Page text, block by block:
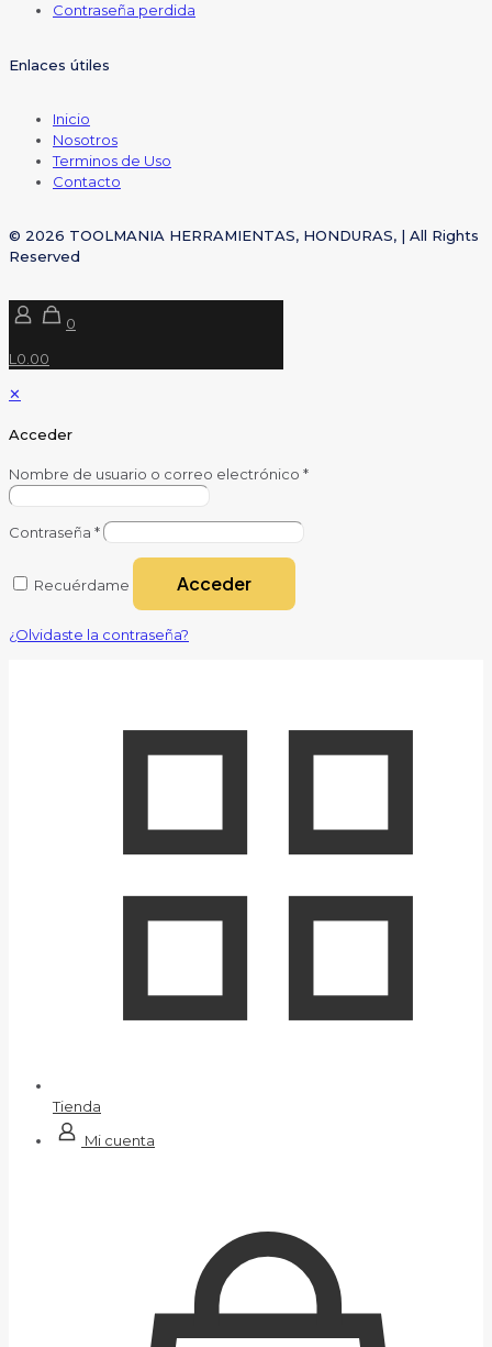
Contraseña perdida
Enlaces útiles
Inicio
Nosotros
Terminos de Uso
Contacto
© 2026 TOOLMANIA HERRAMIENTAS, HONDURAS, | All Rights
Reserved
0
L0.00
✕
Acceder
Nombre de usuario o correo electrónico *
Contraseña *
Recuérdame Acceder
¿Olvidaste la contraseña?
Tienda
Mi cuenta